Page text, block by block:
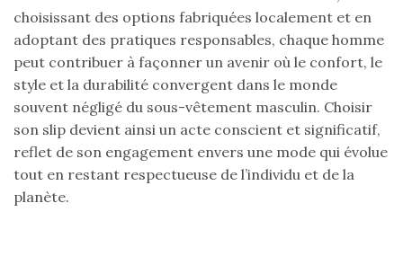
choisissant des options fabriquées localement et en
adoptant des pratiques responsables, chaque homme
peut contribuer à façonner un avenir où le confort, le
style et la durabilité convergent dans le monde
souvent négligé du sous-vêtement masculin. Choisir
son slip devient ainsi un acte conscient et significatif,
reflet de son engagement envers une mode qui évolue
tout en restant respectueuse de l’individu et de la
planète.